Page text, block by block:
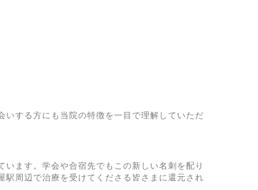
いする方にも当院の特徴を一目で理解していただ
ます。学会や合宿先でもこの新しい名刺を配り
周辺で治療を受けてくださる皆さまに還元され